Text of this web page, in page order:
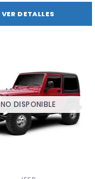
VER DETALLES
NO DISPONIBLE